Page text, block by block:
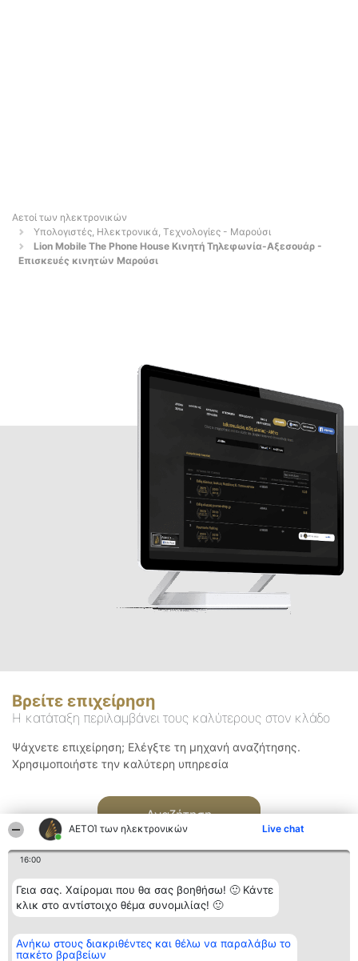
ΑΕΤΟΊ των ηλεκτρονικών Live chat
16:00
Γεια σας. Χαίρομαι που θα σας βοηθήσω! 🙂 Κάντε
κλικ στο αντίστοιχο θέμα συνομιλίας! 🙂
Ανήκω στους διακριθέντες και θέλω να παραλάβω το
πακέτο βραβείων
Αετοί των ηλεκτρονικών
Υπολογιστές, Ηλεκτρονικά, Τεχνολογίες - Μαρούσι
Lion Mobile The Phone House Κινητή Τηλεφωνία-Αξεσουάρ -
Επισκευές κινητών Μαρούσι
Βρείτε επιχείρηση
Η κατάταξη περιλαμβάνει τους καλύτερους στον κλάδο
Ψάχνετε επιχείρηση; Ελέγξτε τη μηχανή αναζήτησης.
Χρησιμοποιήστε την καλύτερη υπηρεσία
Αναζήτηση
Διοργανωτής της
κατάταξης
BEAUTIFUL COMPANY
Κατάταξη
Διακριθέντες
Επικοινωνία
Επικοινωνία